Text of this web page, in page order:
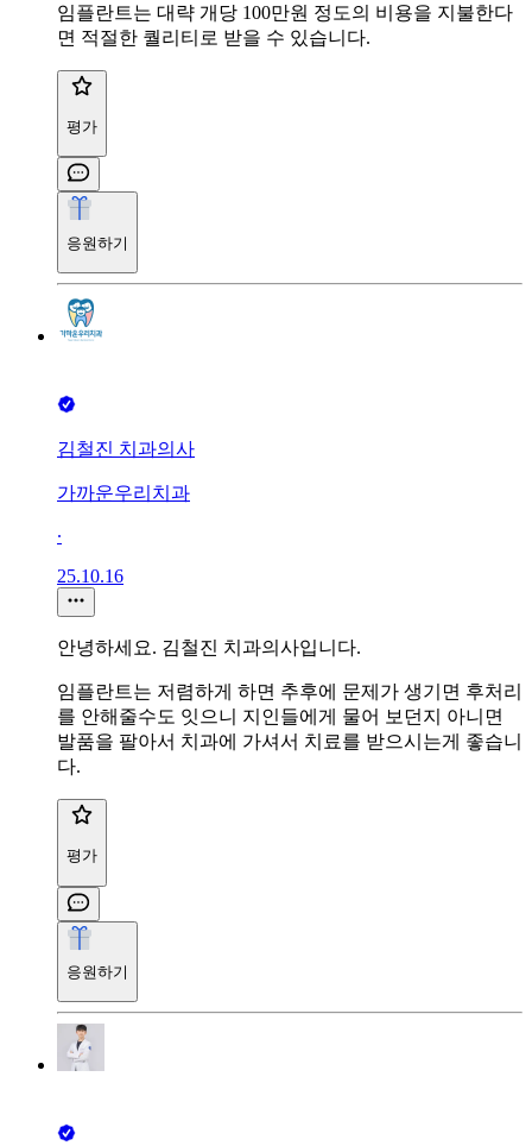
임플란트는 대략 개당 100만원 정도의 비용을 지불한다
면 적절한 퀄리티로 받을 수 있습니다.
평가
응원하기
김철진 치과의사
가까운우리치과
∙
25.10.16
안녕하세요. 김철진 치과의사입니다.
임플란트는 저렴하게 하면 추후에 문제가 생기면 후처리
를 안해줄수도 잇으니 지인들에게 물어 보던지 아니면
발품을 팔아서 치과에 가셔서 치료를 받으시는게 좋습니
다.
평가
응원하기